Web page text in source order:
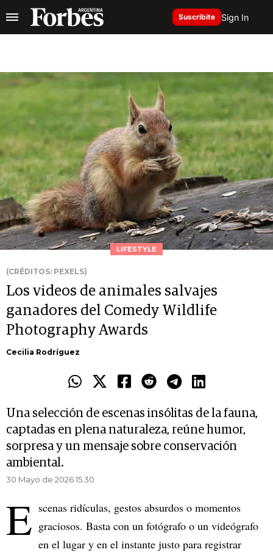
Suscribite Sign In
LIFESTYLE
(CRÉDITOS: PEXELS)
Los videos de animales salvajes
ganadores del Comedy Wildlife
Photography Awards
Cecilia Rodríguez
Una selección de escenas insólitas de la fauna,
captadas en plena naturaleza, reúne humor,
sorpresa y un mensaje sobre conservación
ambiental.
30 Mayo de 2026 15.30
E scenas ridículas, gestos absurdos o momentos
graciosos. Basta con un fotógrafo o un videógrafo
en el lugar y en el instante justo para registrar